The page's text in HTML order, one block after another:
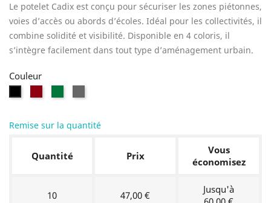
Le potelet Cadix est conçu pour sécuriser les zones piétonnes,
voies d’accès ou abords d’écoles. Idéal pour les collectivités, il
combine solidité et visibilité. Disponible en 4 coloris, il
s’intègre facilement dans tout type d’aménagement urbain.
Couleur
Remise sur la quantité
Quantité Prix
Vous
économisez
10 47,00 €
Jusqu'à